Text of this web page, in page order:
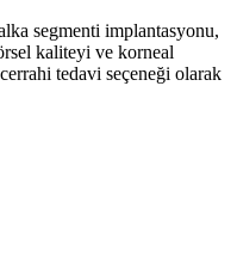
segmenti implantasyonu,
kaliteyi ve korneal
tedavi seçeneği olarak